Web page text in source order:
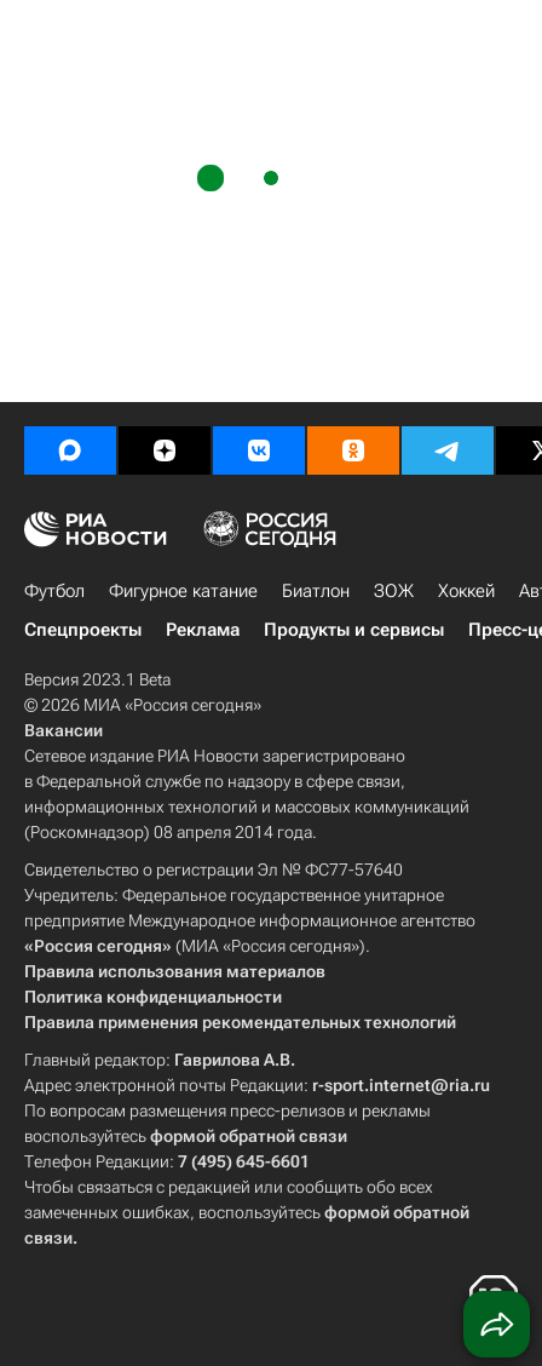
Футбол Фигурное катание Биатлон ЗОЖ Хоккей
Спецпроекты
Реклама Продукты и сервисы Пресс-
Версия 2023.1 Beta
© 2026 МИА «Россия сегодня»
Вакансии
Сетевое издание РИА Новости зарегистрировано
в Федеральной службе по надзору в сфере связи,
информационных технологий и массовых коммуникаций
(Роскомнадзор) 08 апреля 2014 года.
Свидетельство о регистрации Эл № ФС77-57640
Учредитель: Федеральное государственное унитарное
предприятие Международное информационное агентство
«Россия сегодня» (МИА «Россия сегодня»).
Правила использования материалов
Политика конфиденциальности
Правила применения рекомендательных технологий
Главный редактор: Гаврилова А.В.
Адрес электронной почты Редакции: r-sport.internet@ria.ru
По вопросам размещения пресс-релизов и рекламы
воспользуйтесьформой обратной связи
Телефон Редакции: 7 (495) 645-6601
Чтобы связаться с редакцией или сообщить обо всех
замеченных ошибках, воспользуйтесьформой обратной
связи.